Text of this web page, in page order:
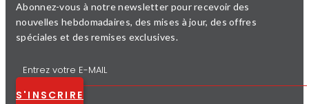
Abonnez-vous à notre newsletter pour recevoir des
nouvelles hebdomadaires, des mises à jour, des offres
spéciales et des remises exclusives.
S'INSCRIRE